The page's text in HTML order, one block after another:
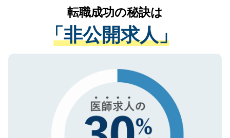
は、個人情報の取り扱いについての厳密な
管理基準を満たした事業者のみに付与され
る、プライバシーマークを取得済みです。
で、機密保持に関してもご安心ください。
かがいして、現在の医療機関の状況や紹介
経験をまじえながら、適切なアドバイスを
させていただきます。すぐにご転職をされ
ない方には、長期的なサポートが可能です
ので、まずはご登録ください。
転職成功の秘訣は
「非公開求人」